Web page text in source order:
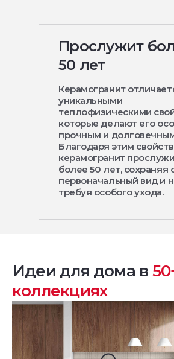
Прослужит
50 лет
Керамогранит
уникальными
теплофизическими
которые делают его
прочным и
Благодаря этим
керамогранит
более 50 лет, сохраняя
первоначальный вид и
требуя особого ухода.
Идеи для дома в
коллекциях